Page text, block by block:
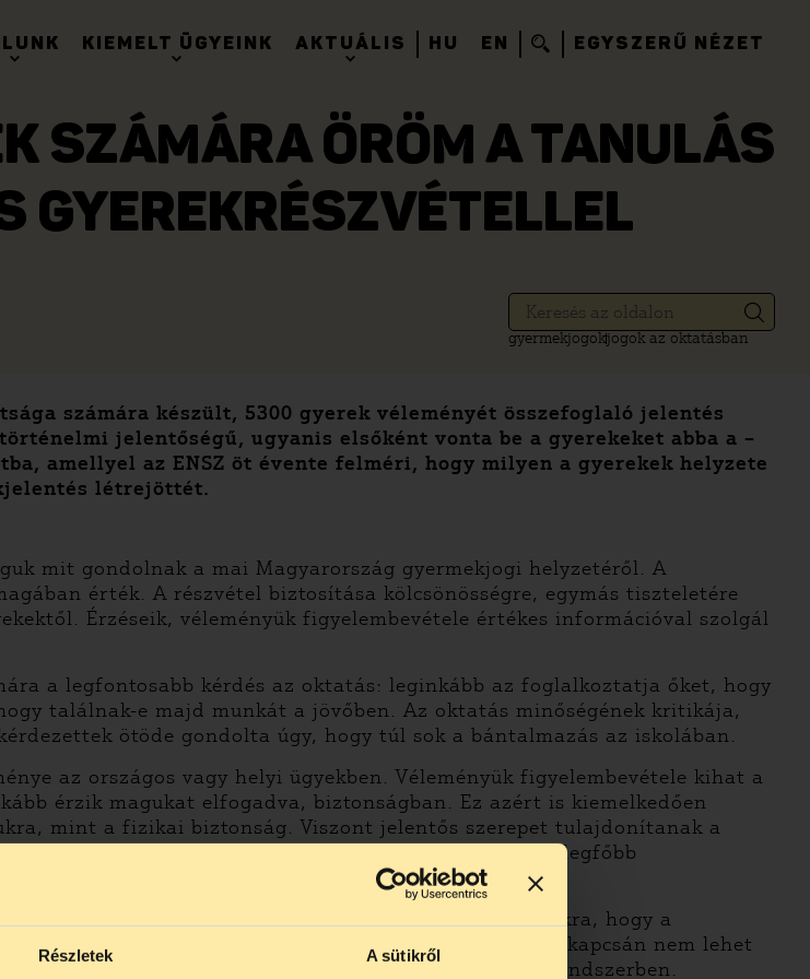
Részletek A sütikről
KIEMELT ÜGYEINK AKTUÁLIS HU EN EGYSZERŰ NÉZET
SZÁMÁRA ÖRÖM A TANULÁS
GYEREKRÉSZVÉTELLEL
gyermekjogokjogok az oktatásban
számára készült, 5300 gyerek véleményét összefoglaló jelentés
jelentőségű, ugyanis elsőként vonta be a gyerekeket abba a –
amellyel az ENSZ öt évente felméri, hogy milyen a gyerekek helyzete
létrejöttét.
mit gondolnak a mai Magyarország gyermekjogi helyzetéről. A
érték. A részvétel biztosítása kölcsönösségre, egymás tiszteletére
Érzéseik, véleményük figyelembevétele értékes információval szolgál
a legfontosabb kérdés az oktatás: leginkább az foglalkoztatja őket, hogy
találnak-e majd munkát a jövőben. Az oktatás minőségének kritikája,
ötöde gondolta úgy, hogy túl sok a bántalmazás az iskolában.
az országos vagy helyi ügyekben. Véleményük figyelembevétele kihat a
érzik magukat elfogadva, biztonságban. Ez azért is kiemelkedően
mint a fizikai biztonság. Viszont jelentős szerepet tulajdonítanak a
fellépés hiánya jelenik meg a gyerekek második legfőbb
minél több gyerekhez eljusson. Fontos volt számunkra, hogy a
ENSZ-hez. A fókuszinterjúk során felmerült problémák kapcsán nem lehet
terén óriási hiányosságok vannak az állami iskolarendszerben.